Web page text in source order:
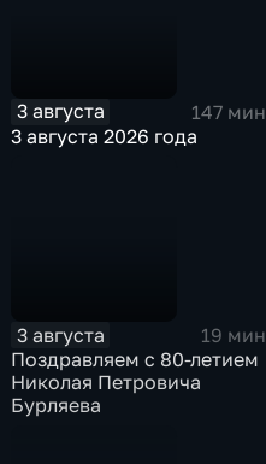
3 августа
147 мин
3 августа 2026 года
3 августа
19 мин
Поздравляем с 80-летием
Николая Петровича
Бурляева